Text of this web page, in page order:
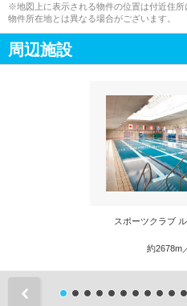
※地図上に表示される物件の位置は付近住
物件所在地とは異なる場合がございます。
周辺施設
スポーツクラブ
約2678m